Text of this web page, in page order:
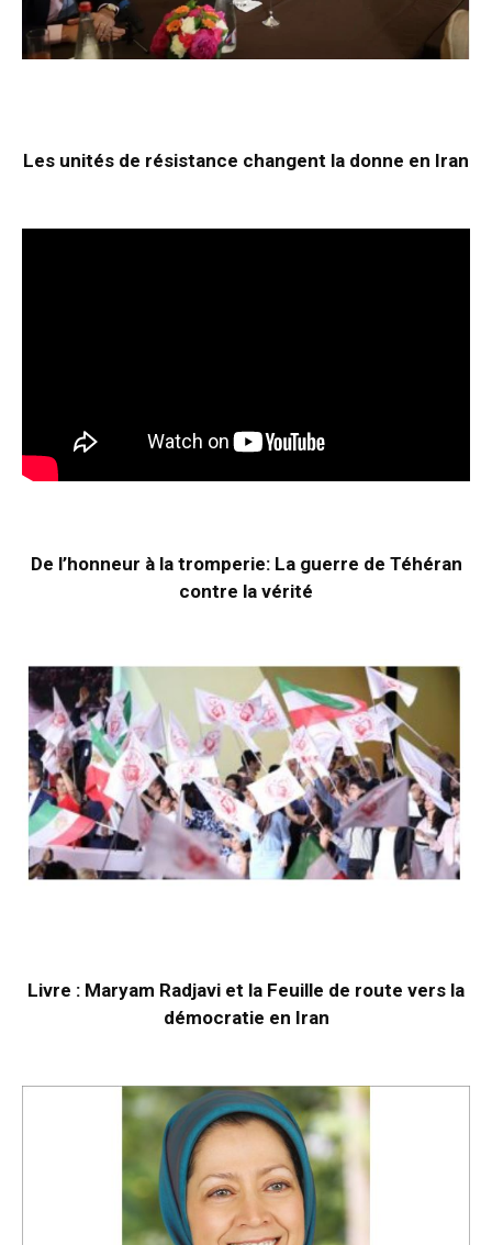
Les unités de résistance changent la donne en Iran
De l’honneur à la tromperie: La guerre de Téhéran
contre la vérité
Livre : Maryam Radjavi et la Feuille de route vers la
démocratie en Iran